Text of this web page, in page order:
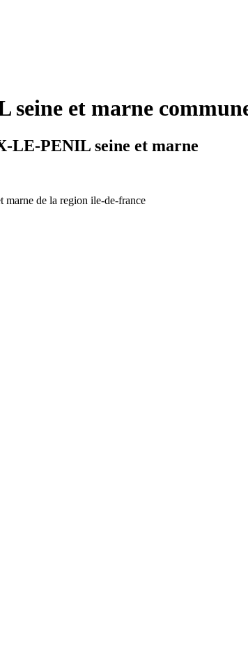
et marne
LE-PENIL seine et marne
marne de la region ile-de-france